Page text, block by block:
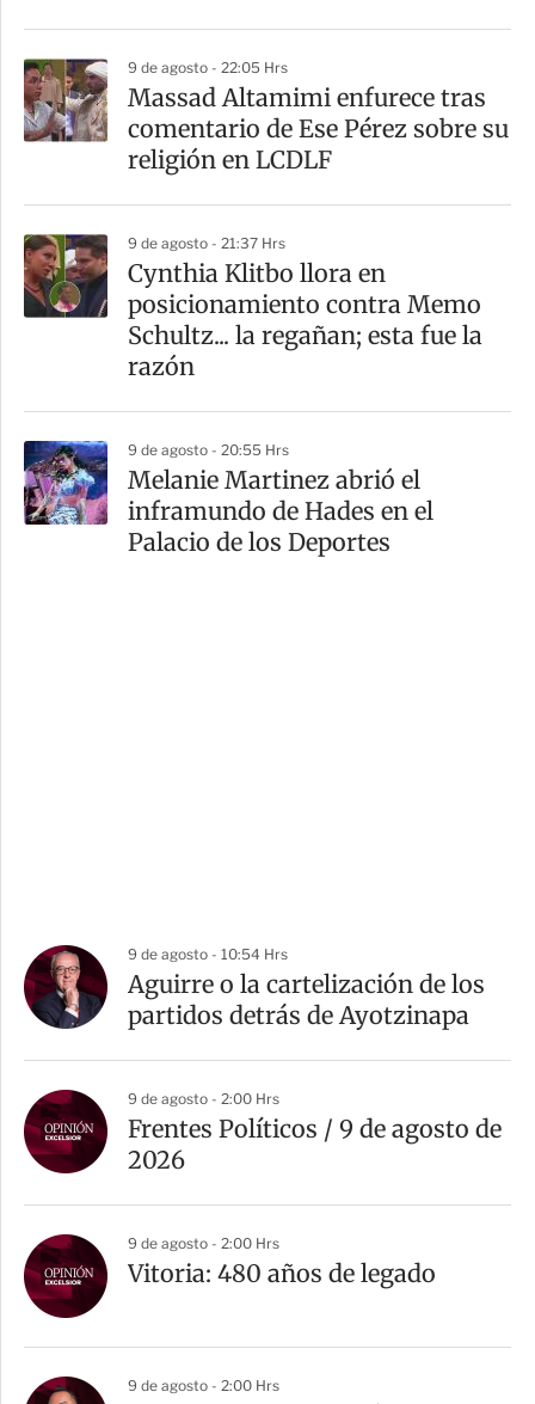
9 de agosto - 22:05 Hrs
Massad Altamimi enfurece tras
comentario de Ese Pérez sobre su
religión en LCDLF
9 de agosto - 21:37 Hrs
Cynthia Klitbo llora en
posicionamiento contra Memo
Schultz... la regañan; esta fue la
razón
9 de agosto - 20:55 Hrs
Melanie Martinez abrió el
inframundo de Hades en el
Palacio de los Deportes
9 de agosto - 10:54 Hrs
Aguirre o la cartelización de los
partidos detrás de Ayotzinapa
9 de agosto - 2:00 Hrs
Frentes Políticos / 9 de agosto de
2026
9 de agosto - 2:00 Hrs
Vitoria: 480 años de legado
9 de agosto - 2:00 Hrs